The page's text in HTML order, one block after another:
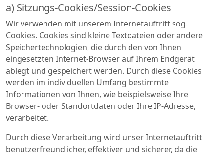
a) Sitzungs-Cookies/Session-Cookies
Wir verwenden mit unserem Internetauftritt sog.
Cookies. Cookies sind kleine Textdateien oder andere
Speichertechnologien, die durch den von Ihnen
eingesetzten Internet-Browser auf Ihrem Endgerät
ablegt und gespeichert werden. Durch diese Cookies
werden im individuellen Umfang bestimmte
Informationen von Ihnen, wie beispielsweise Ihre
Browser- oder Standortdaten oder Ihre IP-Adresse,
verarbeitet.
Durch diese Verarbeitung wird unser Internetauftritt
benutzerfreundlicher, effektiver und sicherer, da die